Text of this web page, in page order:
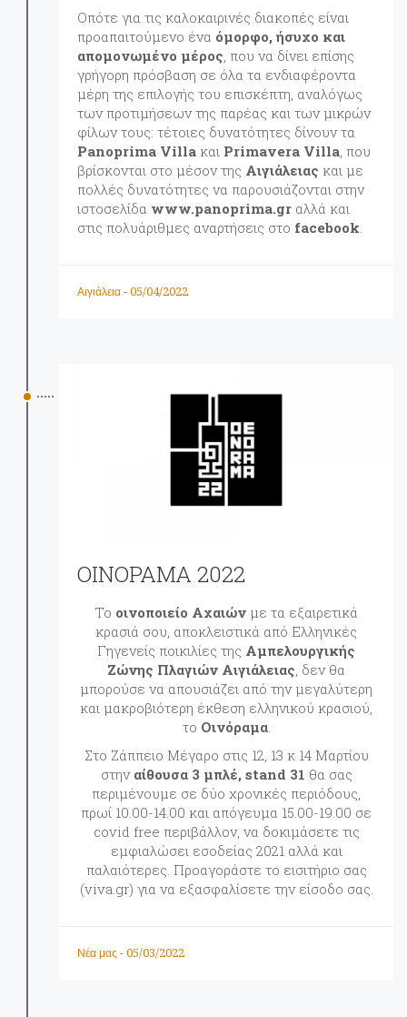
Οπότε για τις καλοκαιρινές διακοπές είναι
προαπαιτούμενο ένα όμορφο, ήσυχο και
απομονωμένο μέρος, που να δίνει επίσης
γρήγορη πρόσβαση σε όλα τα ενδιαφέροντα
μέρη της επιλογής του επισκέπτη, αναλόγως
των προτιμήσεων της παρέας και των μικρών
φίλων τους: τέτοιες δυνατότητες δίνουν τα
Panoprima Villa και Primavera Villa, που
βρίσκονται στο μέσον της Αιγιάλειας και με
πολλές δυνατότητες να παρουσιάζονται στην
ιστοσελίδα www.panoprima.gr αλλά και
στις πολυάριθμες αναρτήσεις στο facebook.
Αιγιάλεια - 05/04/2022
ΟΙΝΟΡΑΜΑ 2022
Το οινοποιείο Αχαιών με τα εξαιρετικά
κρασιά σου, αποκλειστικά από Ελληνικές
Γηγενείς ποικιλίες της Αμπελουργικής
Ζώνης Πλαγιών Αιγιάλειας, δεν θα
μπορούσε να απουσιάζει από την μεγαλύτερη
και μακροβιότερη έκθεση ελληνικού κρασιού,
το Οινόραμα.
Στο Ζάππειο Μέγαρο στις 12, 13 κ 14 Μαρτίου
στην αίθουσα 3 μπλέ, stand 31 θα σας
περιμένουμε σε δύο χρονικές περιόδους,
πρωί 10.00-14.00 και απόγευμα 15.00-19.00 σε
covid free περιβάλλον, να δοκιμάσετε τις
εμφιαλώσει εσοδείας 2021 αλλά και
παλαιότερες. Προαγοράστε το εισιτήριο σας
(viva.gr) για να εξασφαλίσετε την είσοδο σας.
Νέα μας - 05/03/2022